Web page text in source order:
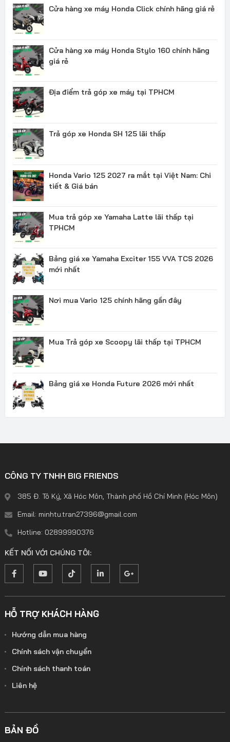
Cửa hàng xe máy Honda Click chính hãng giá rẻ
Cửa hàng xe máy Honda Stylo 160 chính hãng
giá rẻ
Địa điểm trả góp xe máy tại TPHCM
Trả góp xe Honda SH 125 lãi thấp
Honda Vario 125 2027 ra mắt tại Việt Nam: Chi
tiết & Giá bán
Mua trả góp xe Yamaha Latte lãi thấp tại
TPHCM
Bảng giá xe Yamaha Exciter 155 VVA TCS 2026
mới nhất
Nơi mua Vario 125 chính hãng gần đây
Mua Trả góp xe Scoopy lãi thấp tại TPHCM
Bảng giá xe Honda Future 2026 mới nhất
CÔNG TY TNHH BIG FRIENDS
385 Đ. Tô Ký, Xã Hóc Môn, Thành phố Hồ Chí Minh (Hóc Môn)
Email: minhtu.tran27396@gmail.com
Hotline: 02899990376
KẾT NỐI VỚI CHÚNG TÔI:
HỖ TRỢ KHÁCH HÀNG
Hướng dẫn mua hàng
Chính sách vận chuyển
Chính sách thanh toán
Liên hệ
BẢN ĐỒ